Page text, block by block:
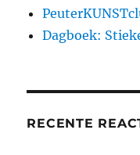
Dagboek:
RECENTE